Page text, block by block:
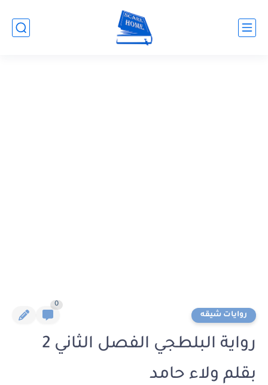
روايات شيقه
0
رواية البلطجي الفصل الثاني 2
بقلم ولاء حامد